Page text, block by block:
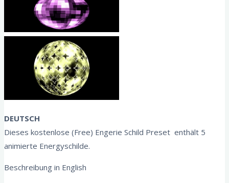
DEUTSCH
Dieses kostenlose (Free) Engerie Schild Preset enthält 5
animierte Energyschilde.
Beschreibung in English